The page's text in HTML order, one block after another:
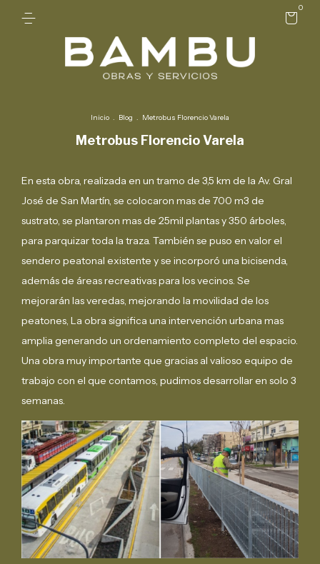
0
Inicio . Blog . Metrobus Florencio Varela
Metrobus Florencio Varela
En esta obra, realizada en un tramo de 3,5 km de la Av. Gral
José de San Martín, se colocaron mas de 700 m3 de
sustrato, se plantaron mas de 25mil plantas y 350 árboles,
para parquizar toda la traza. También se puso en valor el
sendero peatonal existente y se incorporó una bicisenda,
además de áreas recreativas para los vecinos. Se
mejorarán las veredas, mejorando la movilidad de los
peatones, La obra significa una intervención urbana mas
amplia generando un ordenamiento completo del espacio.
Una obra muy importante que gracias al valioso equipo de
trabajo con el que contamos, pudimos desarrollar en solo 3
semanas.